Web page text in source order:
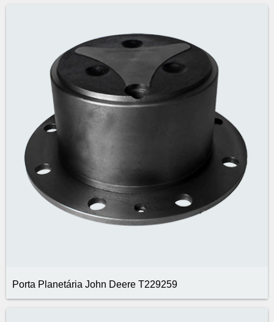
Porta Planetária John Deere T229259